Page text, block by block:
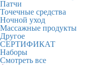
Патчи
Точечные средства
Ночной уход
Массажные продукты
Другое
СЕРТИФИКАТ
Наборы
Смотреть все